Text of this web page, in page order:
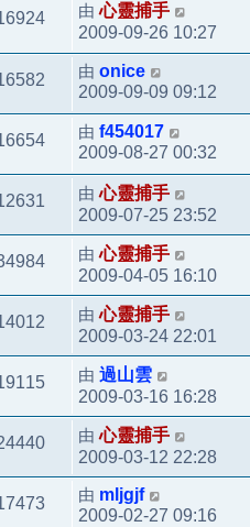
由心靈捕手
2009-09-26 10:27
由 onice
2009-09-09 09:12
由 f454017
2009-08-27 00:32
由心靈捕手
2009-07-25 23:52
由心靈捕手
2009-04-05 16:10
由心靈捕手
2009-03-24 22:01
由 過山雲
2009-03-16 16:28
由心靈捕手
2009-03-12 22:28
由 mljgjf
2009-02-27 09:16